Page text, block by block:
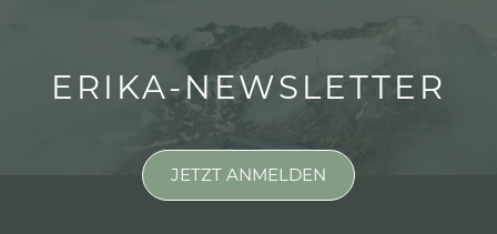
ERIKA-NEWSLETTER
JETZT ANMELDEN